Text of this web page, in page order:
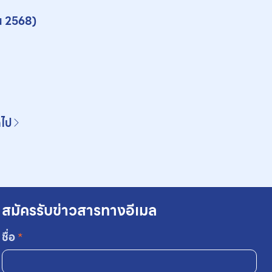
2568)
ป
สมัครรับข่าวสารทางอีเมล
ชื่อ*